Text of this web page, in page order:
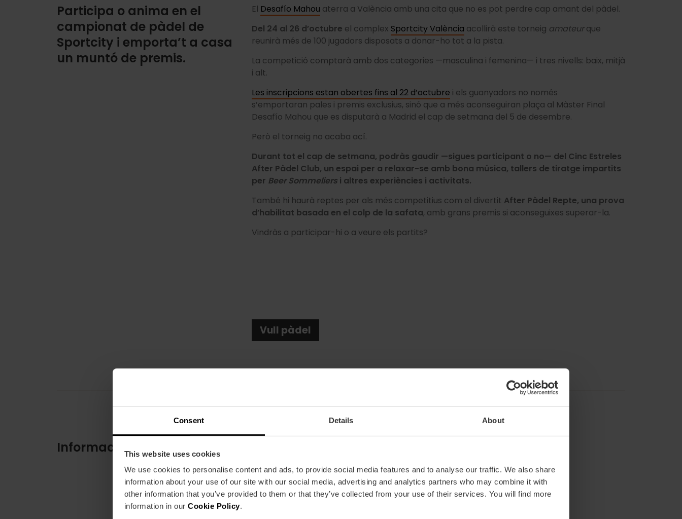
Consent Details About
This website uses cookies
We use cookies to personalise content and ads, to provide social media features and to analyse our traffic. We also share
information about your use of our site with our social media, advertising and analytics partners who may combine it with
other information that you’ve provided to them or that they’ve collected from your use of their services. You will find more
information in our Cookie Policy.
Participa o anima en el
campionat de pàdel de
Sportcity i emporta’t a casa
un muntó de premis.
El Desafío Mahou aterra a València amb una cita que no es pot perdre cap amant del pàdel.
Del 24 al 26 d’octubre el complex Sportcity València acollirà este torneig amateurque
reunirà més de 100 jugadors disposats a donar-ho tot a la pista.
La competició comptarà amb dos categories —masculina i femenina— i tres nivells: baix, mitjà
i alt.
Les inscripcions estan obertes fins al 22 d’octubre i els guanyadors no només
s’emportaran pales i premis exclusius, sinó que a més aconseguiran plaça al Màster Final
Desafío Mahou que es disputarà a Madrid el cap de setmana del 5 de desembre.
Però el torneig no acaba ací.
Durant tot el cap de setmana, podràs gaudir —sigues participant o no— del Cinc Estreles
After Pàdel Club, un espai per a relaxar-se amb bona música, tallers de tiratge impartits
per Beer Sommeliers i altres experiències i activitats.
També hi haurà reptes per als més competitius com el divertit After Pàdel Repte, una prova
d’habilitat basada en el colp de la safata, amb grans premis si aconseguixes superar-la.
Vindràs a participar-hi o a veure els partits?
Vull pàdel
Informació pràctica
Tickets
20 €.